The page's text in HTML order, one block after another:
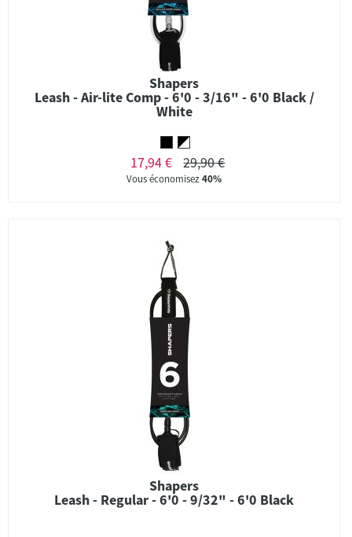
Shapers
Leash - Air-lite Comp - 6'0 - 3/16" - 6'0 Black /
White
17,94 € 29,90 €
Vous économisez40%
Shapers
Leash - Regular - 6'0 - 9/32" - 6'0 Black